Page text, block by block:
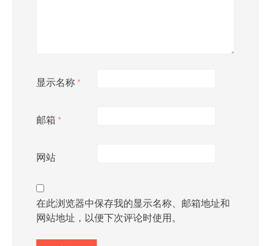
显示名称 *
邮箱 *
网站
在此浏览器中保存我的显示名称、邮箱地址和
网站地址，以便下次评论时使用。